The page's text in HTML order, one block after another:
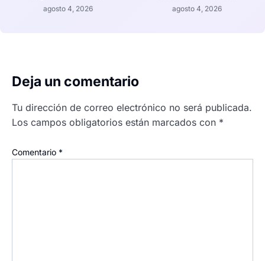
agosto 4, 2026 agosto 4, 2026
Deja un comentario
Tu dirección de correo electrónico no será publicada.
Los campos obligatorios están marcados con *
Comentario *